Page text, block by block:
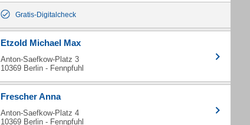
Gratis-Digitalcheck
Etzold Michael Max
Anton-Saefkow-Platz 3
10369 Berlin - Fennpfuhl
Frescher Anna
Anton-Saefkow-Platz 4
10369 Berlin - Fennpfuhl